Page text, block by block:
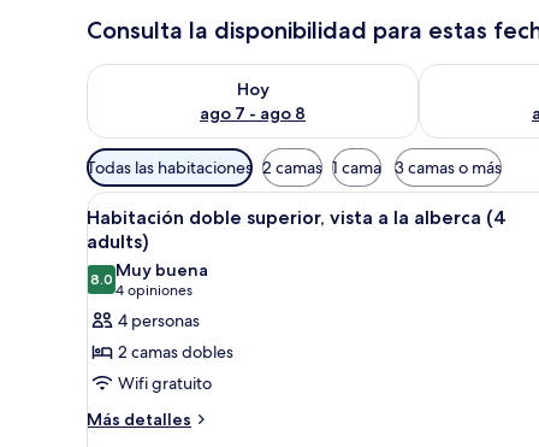
Consulta la disponibilidad para estas
Hoy
ago 7 - ago 8
Consulta la disponibilidad para hoy ago 7 - ago 8
Consulta la
Filtros
disponibles
para
las
habitaciones
Todas las habitaciones 2 camas 1 cama 3 camas o más
Abrir
todas
las
fotos
de
Habitación
doble
superior,
vista
Habitación de hotel con
8
Habitación doble superior, vista a la alberca (4
adults)
8.08.0 de 10
Muy buena
4 opiniones
(4
opiniones)
4 personas
2 camas dobles
Wifi gratuito
Más detalles
Más